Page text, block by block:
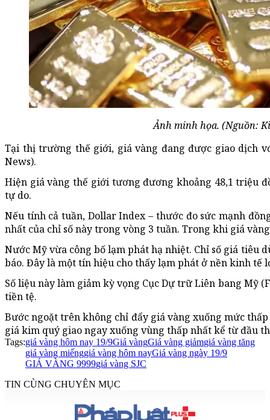
Ảnh minh họa. (Nguồn:
Tại thị trường thế giới, giá vàng đang được giao dịch
News).
Hiện giá vàng thế giới tương đương khoảng 48,1 triệu
tự do.
Nếu tính cả tuần, Dollar Index – thước đo sức mạnh
nhất của chỉ số này trong vòng 3 tuần. Trong khi giá
Nước Mỹ vừa công bố lạm phát hạ nhiệt. Chỉ số giá tiêu
báo. Đây là một tín hiệu cho thấy lạm phát ở nền kinh tế
Số liệu này làm giảm kỳ vọng Cục Dự trữ Liên bang Mỹ
tiền tệ.
Bước ngoặt trên không chỉ đẩy giá vàng xuống mức
giá kim quý giao ngay xuống vùng thấp nhất kể từ đầu
Tags:giá vàng hôm nay 19/9Giá vàngGiá vàng giảmgiá vàng tăng
giá vàng miếnggiá vàng hôm nayGiá vàng ngày 19/9
GIÁ VÀNG 9999giá vàng SJC
TIN CÙNG CHUYÊN MỤC